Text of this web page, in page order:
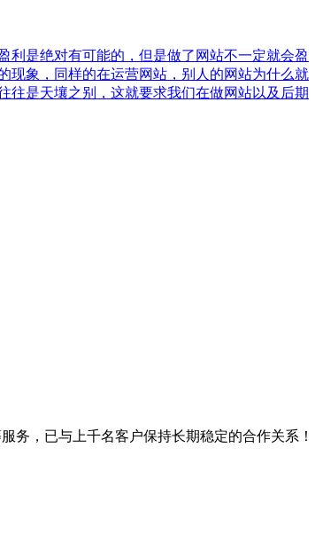
利是绝对有可能的，但是做了网站不一定就会盈
现象，同样的在运营网站，别人的网站为什么就
往是天壤之别，这就要求我们在做网站以及后期
务，已与上千名客户保持长期稳定的合作关系！